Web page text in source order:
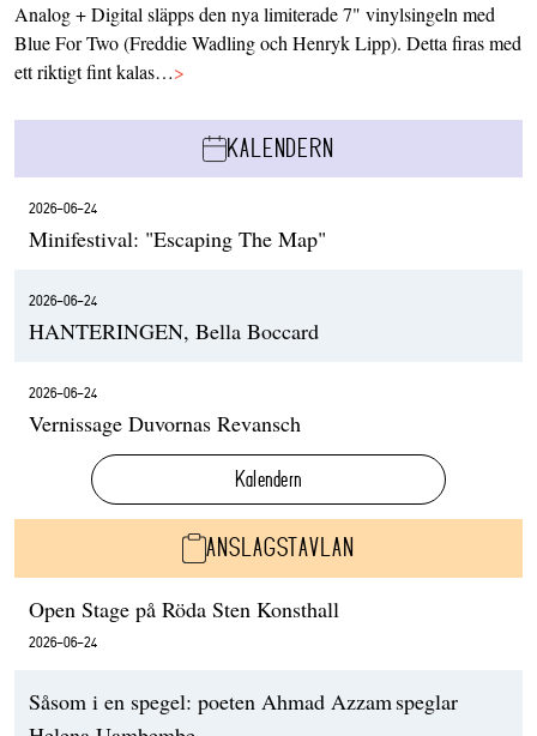
Analog + Digital släpps den nya limiterade 7" vinylsingeln med
Blue For Two (Freddie Wadling och Henryk Lipp). Detta firas med
ett riktigt fint kalas…>
KALENDERN
2026-06-24
Minifestival: "Escaping The Map"
2026-06-24
HANTERINGEN, Bella Boccard
2026-06-24
Vernissage Duvornas Revansch
Kalendern
ANSLAGSTAVLAN
Open Stage på Röda Sten Konsthall
2026-06-24
Såsom i en spegel: poeten Ahmad Azzam speglar